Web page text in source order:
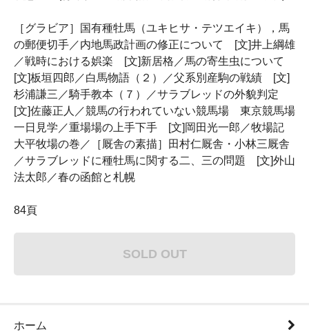
［グラビア］国有種牡馬（ユキヒサ・テツエイキ），馬
の郵便切手／内地馬政計画の修正について [文]井上綱雄
／戦時における娯楽 [文]新居格／馬の寄生虫について
[文]板垣四郎／白馬物語（２）／父系別産駒の戦績 [文]
杉浦謙三／騎手教本（７）／サラブレッドの外貌判定
[文]佐藤正人／競馬の行われていない競馬場 東京競馬場
一日見学／重場場の上手下手 [文]岡田光一郎／牧場記
大平牧場の巻／［厩舎の素描］田村仁厩舎・小林三厩舎
／サラブレッドに種牡馬に関する二、三の問題 [文]外山
法太郎／春の函館と札幌
84頁
SOLD OUT
ホーム